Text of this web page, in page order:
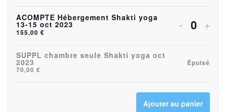
ACOMPTE Hébergement Shakti yoga
13-15 oct 2023
155,00 €
Diminuer
quantité
billets
- +
SUPPL chambre seule Shakti yoga oct
2023
70,00 €
Épuisé
Ajouter au panier